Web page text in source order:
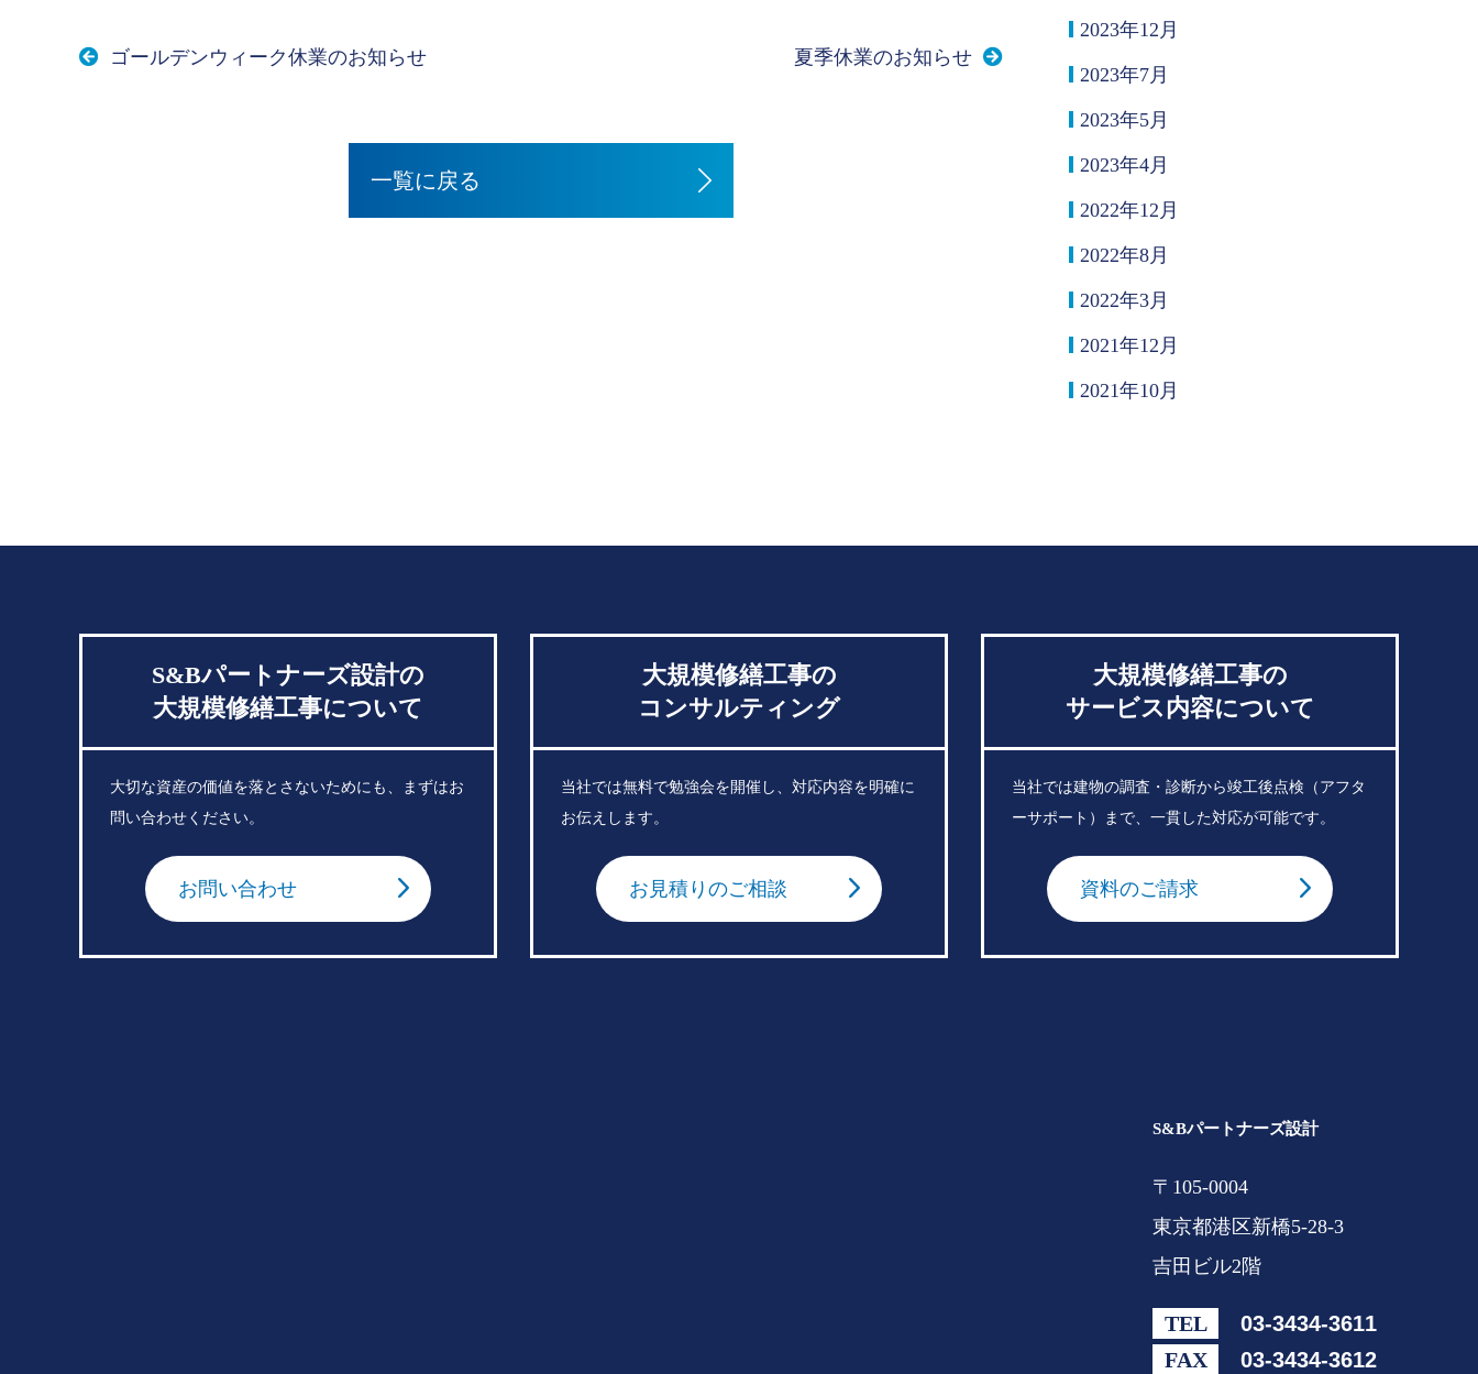
ゴールデンウィーク休業のお知らせ 夏季休業のお知らせ
一覧に戻る
2023年12月
2023年7月
2023年5月
2023年4月
2022年12月
2022年8月
2022年3月
2021年12月
2021年10月
S&Bパートナーズ設計の
大規模修繕工事について
大切な資産の価値を落とさないためにも、まずはお
問い合わせください。
お問い合わせ
大規模修繕工事の
コンサルティング
当社では無料で勉強会を開催し、対応内容を明確に
お伝えします。
お見積りのご相談
大規模修繕工事の
サービス内容について
当社では建物の調査・診断から竣工後点検（アフタ
ーサポート）まで、一貫した対応が可能です。
資料のご請求
S&Bパートナーズ設計
〒105-0004
東京都港区新橋5-28-3
吉田ビル2階
TEL
03-3434-3611
FAX
03-3434-3612